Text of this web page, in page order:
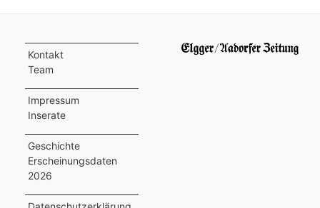
Kontakt
Team
Impressum
Inserate
Geschichte
Erscheinungsdaten
2026